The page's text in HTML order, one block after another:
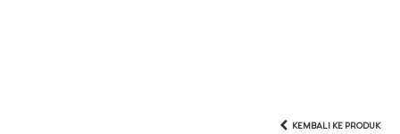
KEMBALI KE PRODUK